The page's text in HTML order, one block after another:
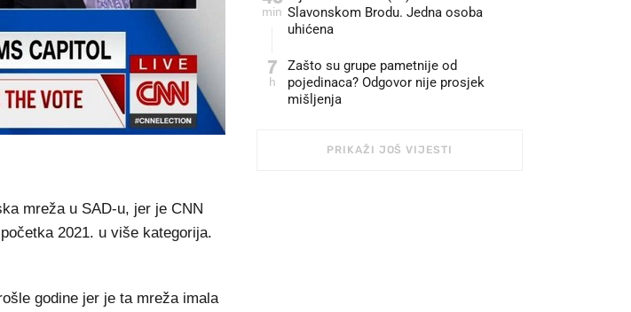
mreža u SAD-u, jer je CNN
2021. u više kategorija.
godine jer je ta mreža imala
min Slavonskom Brodu. Jedna osoba
uhićena
7
h
Zašto su grupe pametnije od
pojedinaca? Odgovor nije prosjek
mišljenja
PRIKAŽI JOŠ VIJESTI